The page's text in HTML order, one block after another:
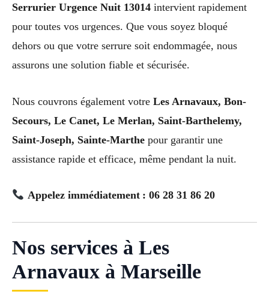
Serrurier Urgence Nuit 13014 intervient rapidement
pour toutes vos urgences. Que vous soyez bloqué
dehors ou que votre serrure soit endommagée, nous
assurons une solution fiable et sécurisée.
Nous couvrons également votre Les Arnavaux, Bon-
Secours, Le Canet, Le Merlan, Saint-Barthelemy,
Saint-Joseph, Sainte-Marthe pour garantir une
assistance rapide et efficace, même pendant la nuit.
Appelez immédiatement : 06 28 31 86 20
Nos services à Les
Arnavaux à Marseille